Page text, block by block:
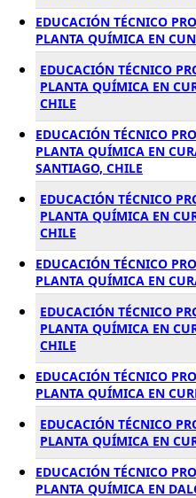
EDUCACIÓN TÉCNICO
PLANTA QUÍMICA EN
EDUCACIÓN TÉCNICO
PLANTA QUÍMICA EN
CHILE
EDUCACIÓN TÉCNICO
PLANTA QUÍMICA EN
SANTIAGO, CHILE
EDUCACIÓN TÉCNICO
PLANTA QUÍMICA EN
CHILE
EDUCACIÓN TÉCNICO
PLANTA QUÍMICA EN
EDUCACIÓN TÉCNICO
PLANTA QUÍMICA EN
CHILE
EDUCACIÓN TÉCNICO
PLANTA QUÍMICA EN
EDUCACIÓN TÉCNICO
PLANTA QUÍMICA EN
EDUCACIÓN TÉCNICO
PLANTA QUÍMICA EN